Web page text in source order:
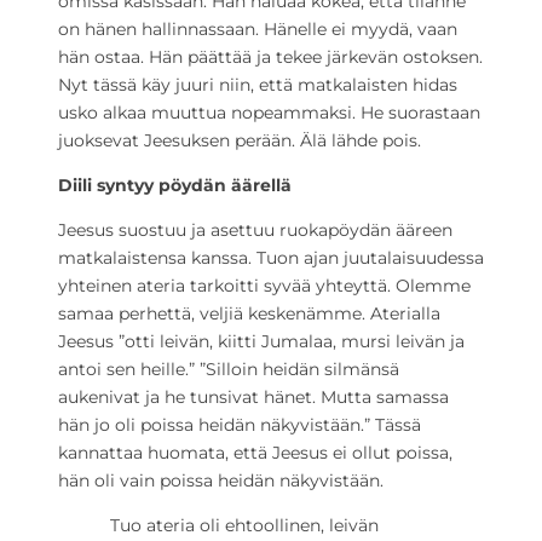
on hänen hallinnassaan. Hänelle ei myydä, vaan
hän ostaa. Hän päättää ja tekee järkevän ostoksen.
Nyt tässä käy juuri niin, että matkalaisten hidas
usko alkaa muuttua nopeammaksi. He suorastaan
juoksevat Jeesuksen perään. Älä lähde pois.
Diili syntyy pöydän äärellä
Jeesus suostuu ja asettuu ruokapöydän ääreen
matkalaistensa kanssa. Tuon ajan juutalaisuudessa
yhteinen ateria tarkoitti syvää yhteyttä. Olemme
samaa perhettä, veljiä keskenämme. Aterialla
Jeesus ”otti leivän, kiitti Jumalaa, mursi leivän ja
antoi sen heille.” ”Silloin heidän silmänsä
aukenivat ja he tunsivat hänet. Mutta samassa
hän jo oli poissa heidän näkyvistään.” Tässä
kannattaa huomata, että Jeesus ei ollut poissa,
hän oli vain poissa heidän näkyvistään.
Tuo ateria oli ehtoollinen, leivän